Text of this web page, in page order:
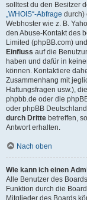
solltest du den Besitzer
„WHOIS“-Abfrage durch)
Webhoster wie z. B.
den Abuse-Kontakt des
Limited (phpBB.com)
Einfluss auf die
haben und dafür in
können. Kontaktiere
Zusammenhang mit
Haftungsfragen usw.), die
phpbb.de oder die
oder phpBB
durch Dritte betreffen,
Antwort erhalten.
Nach oben
Wie kann ich einen
Alle Benutzer des
Funktion durch die
Mitglieder des Boards